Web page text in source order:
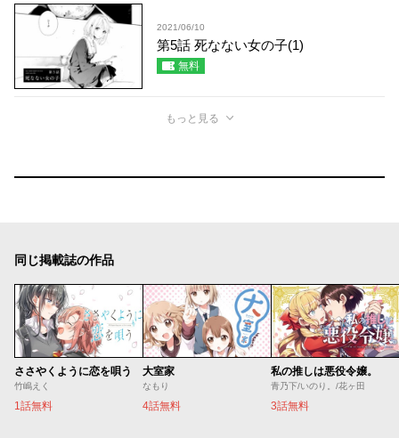
2021/06/10
第5話 死なない女の子(1)
無料
もっと見る
同じ掲載誌の作品
ささやくように恋を唄う
竹嶋えく
1話無料
大室家
なもり
4話無料
私の推しは悪役令嬢。
青乃下/いのり。/花ヶ田
3話無料